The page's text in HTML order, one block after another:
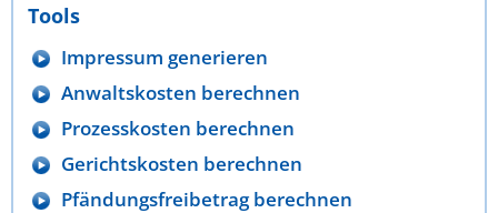
Tools
Impressum generieren
Anwaltskosten berechnen
Prozesskosten berechnen
Gerichtskosten berechnen
Pfändungsfreibetrag berechnen